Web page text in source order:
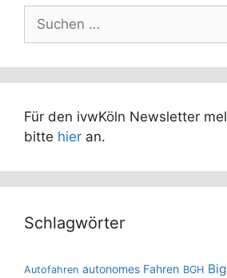
Suchen
nach:
Für den ivwKöln Newsletter
bitte hier an.
Schlagwörter
Autofahren autonomes Fahren BGH